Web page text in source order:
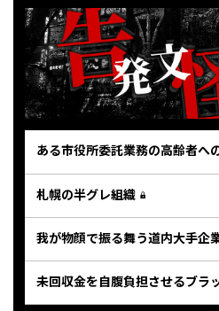
ある市役所委託業務の高齢者へ
札幌の半グレ組織
我が物顔で振る舞う道内大手企
未回収金を自腹負担させるブラ